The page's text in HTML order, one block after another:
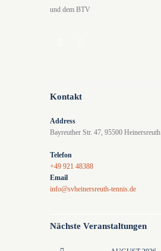
und dem BTV
Kontakt
Address
Bayreuther Str. 47, 95500 Heinersreuth
Telefon
+49 921 48388
Email
info@svheinersreuth-tennis.de
Nächste Veranstaltungen